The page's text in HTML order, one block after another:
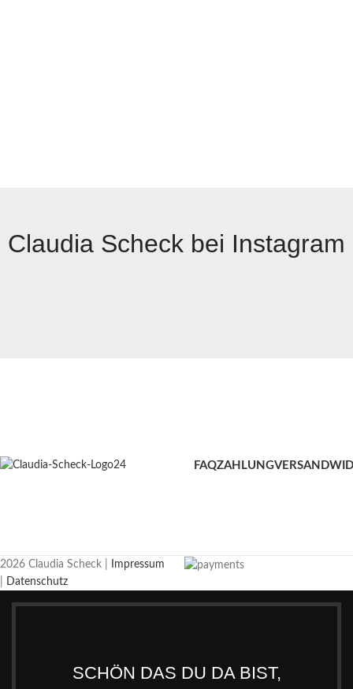
Claudia Scheck bei Instagram
FAQZAHLUNGVERSAND
2026 Claudia Scheck |
Impressum
Datenschutz
SCHÖN DAS DU DA BIST,